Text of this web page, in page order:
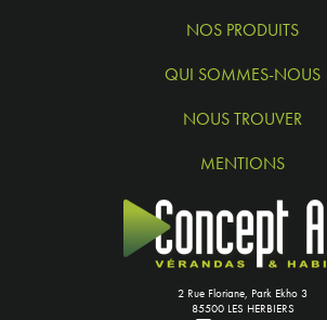
NOS PRODUITS
QUI SOMMES-NOUS
NOUS TROUVER
MENTIONS
2 Rue Floriane, Park Ekho 3
85500 LES HERBIERS